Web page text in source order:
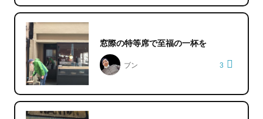
窓際の特等席で至福の一杯を
ブン 3